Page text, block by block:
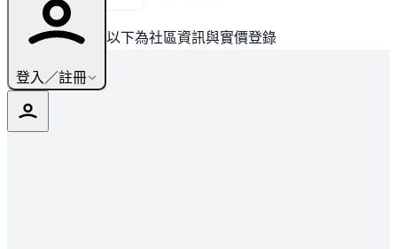
登入／註冊
此建案已完銷，以下為社區資訊與實價登錄